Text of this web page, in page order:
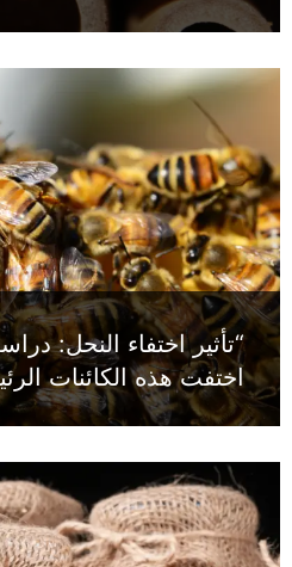
“تأثير اختفاء النحل:
اختفت هذه الكائنات